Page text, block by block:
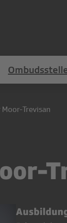
Moor-Trevisan